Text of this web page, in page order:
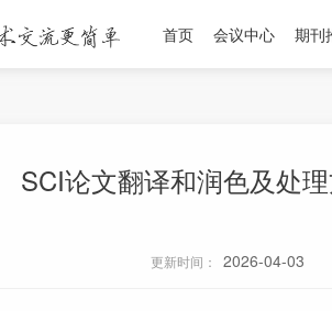
首页 会议中心 期刊
SCI论文翻译和润色及处
更新时间： 2026-04-03